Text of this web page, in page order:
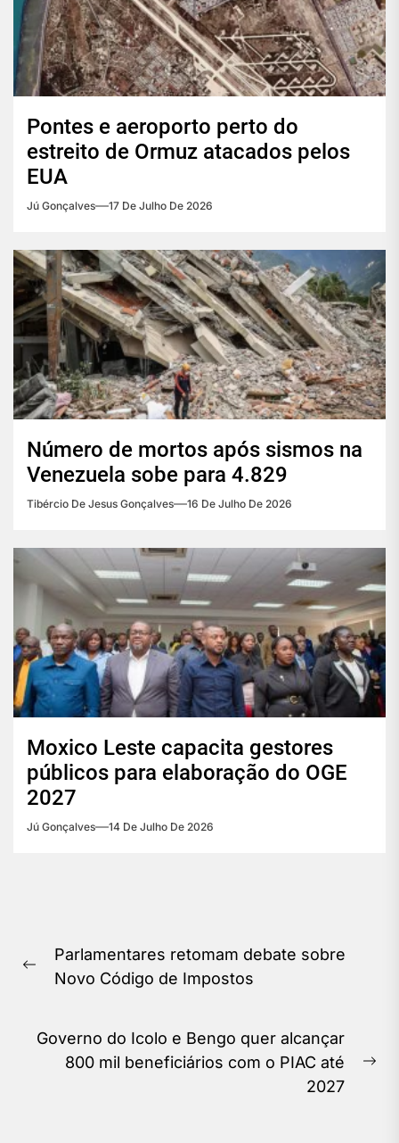
Pontes e aeroporto perto do
estreito de Ormuz atacados pelos
EUA
Jú Gonçalves 17 De Julho De 2026
Número de mortos após sismos na
Venezuela sobe para 4.829
Tibércio De Jesus Gonçalves 16 De Julho De 2026
Moxico Leste capacita gestores
públicos para elaboração do OGE
2027
Jú Gonçalves 14 De Julho De 2026
dePrevious
Parlamentares retomam debate sobre
Novo Código de Impostos
Governo do Icolo e Bengo quer alcançar
800 mil beneficiários com o PIAC até
2027